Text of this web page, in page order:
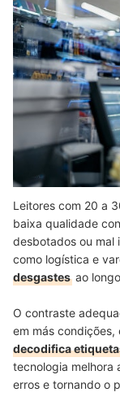
Leitores com 20 a
baixa qualidade
desbotados ou mal
como logística e
desgastes ao
O contraste
em más condições,
decodifica
tecnologia melhora
erros e tornando o